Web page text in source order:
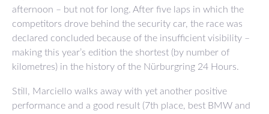
afternoon – but not for long. After five laps in which the
competitors drove behind the security car, the race was
declared concluded because of the insufficient visibility –
making this year’s edition the shortest (by number of
kilometres) in the history of the Nürburgring 24 Hours.
Still, Marciello walks away with yet another positive
performance and a good result (7th place, best BMW and